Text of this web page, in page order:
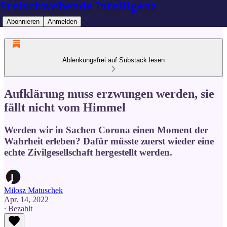
Freischwebende Intelligenz
Abonnieren Anmelden
Ablenkungsfrei auf Substack lesen
Aufklärung muss erzwungen werden, sie
fällt nicht vom Himmel
Werden wir in Sachen Corona einen Moment der
Wahrheit erleben? Dafür müsste zuerst wieder eine
echte Zivilgesellschaft hergestellt werden.
Milosz Matuschek
Apr. 14, 2022
∙ Bezahlt